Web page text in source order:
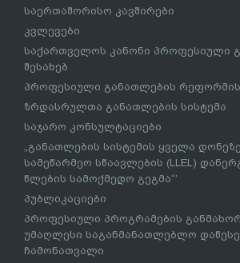
საერთაშორისო კავშირები
კვლევები
საქართველოს კანონი პროფესიული
შესახებ
პროფესიული განათლების რეფორმის
ზრდასრულთა განათლების სისტემა
საჯარო კონსულტაციები
„განათლების სისტემის ყველა
სამეწარმეო სწაავლების (LLEL)
წლების სამოქმედო გეგმა“’
პუბლიკაციები
პროფესიული პროგრამების
უმაღლესი საგანმანათლებლო
ჩამონათვალი